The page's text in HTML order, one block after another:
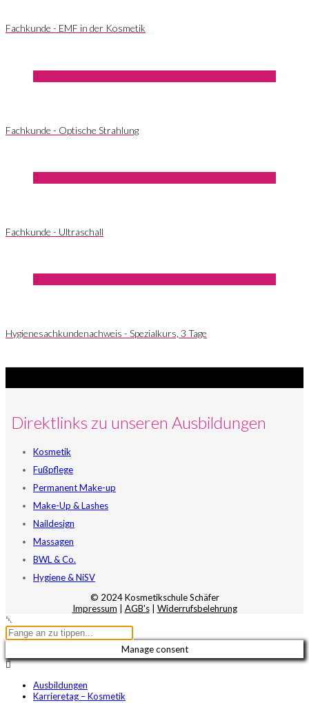
Fachkunde - EMF in der Kosmetik
Fachkunde - Optische Strahlung
Fachkunde - Ultraschall
Hygienesachkundenachweis - Spezialkurs, 3 Tage
Direktlinks zu unseren Ausbildungen
Kosmetik
Fußpflege
Permanent Make-up
Make-Up & Lashes
Naildesign
Massagen
BWL & Co.
Hygiene & NiSV
© 2024 Kosmetikschule Schäfer
Impressum | AGB's| Widerrufsbelehrung
Manage consent
Ausbildungen
Karrieretag – Kosmetik